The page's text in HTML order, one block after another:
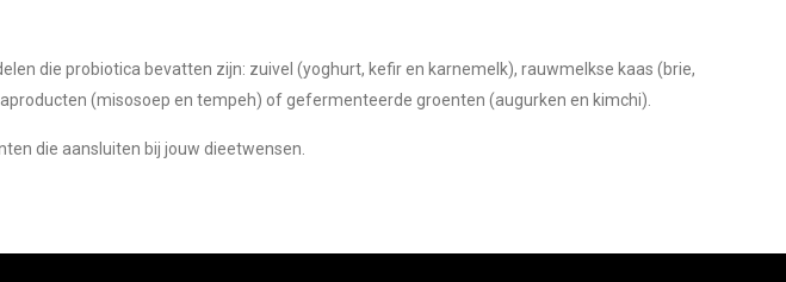
die probiotica bevatten zijn: zuivel (yoghurt, kefir en karnemelk), rauwmelkse kaas (brie,
(misosoep en tempeh) of gefermenteerde groenten (augurken en kimchi).
die aansluiten bij jouw dieetwensen.